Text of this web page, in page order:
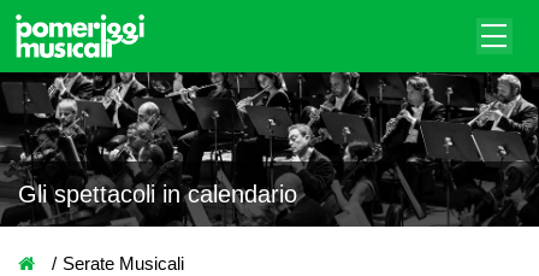
Gli spettacoli in calendario
Serate Musicali